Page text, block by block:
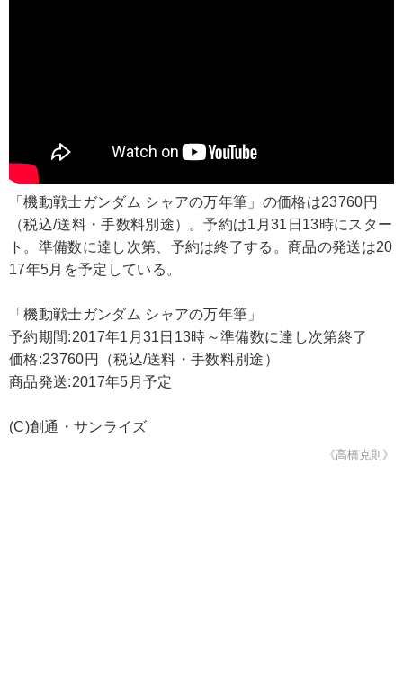
「機動戦士ガンダム シャアの万年筆」の価格は23760円
（税込/送料・手数料別途）。予約は1月31日13時にスター
ト。準備数に達し次第、予約は終了する。商品の発送は20
17年5月を予定している。
「機動戦士ガンダム シャアの万年筆」
予約期間:2017年1月31日13時～準備数に達し次第終了
価格:23760円（税込/送料・手数料別途）
商品発送:2017年5月予定
(C)創通・サンライズ
《高橋克則》